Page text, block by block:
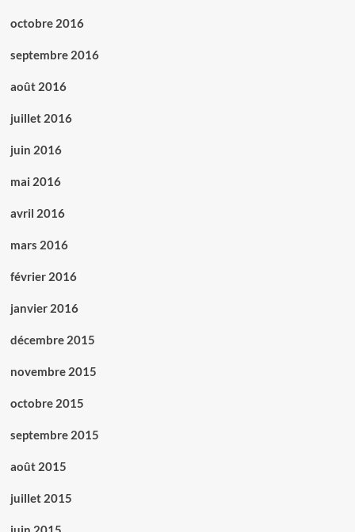
octobre 2016
septembre 2016
août 2016
juillet 2016
juin 2016
mai 2016
avril 2016
mars 2016
février 2016
janvier 2016
décembre 2015
novembre 2015
octobre 2015
septembre 2015
août 2015
juillet 2015